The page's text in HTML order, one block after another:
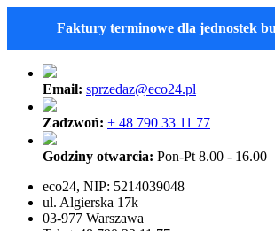
Faktury terminowe dla jednostek
Email: sprzedaz@eco24.pl
Zadzwoń: + 48 790 33 11 77
Godziny otwarcia: Pon-Pt 8.00 - 16.00
eco24, NIP: 5214039048
ul. Algierska 17k
03-977 Warszawa